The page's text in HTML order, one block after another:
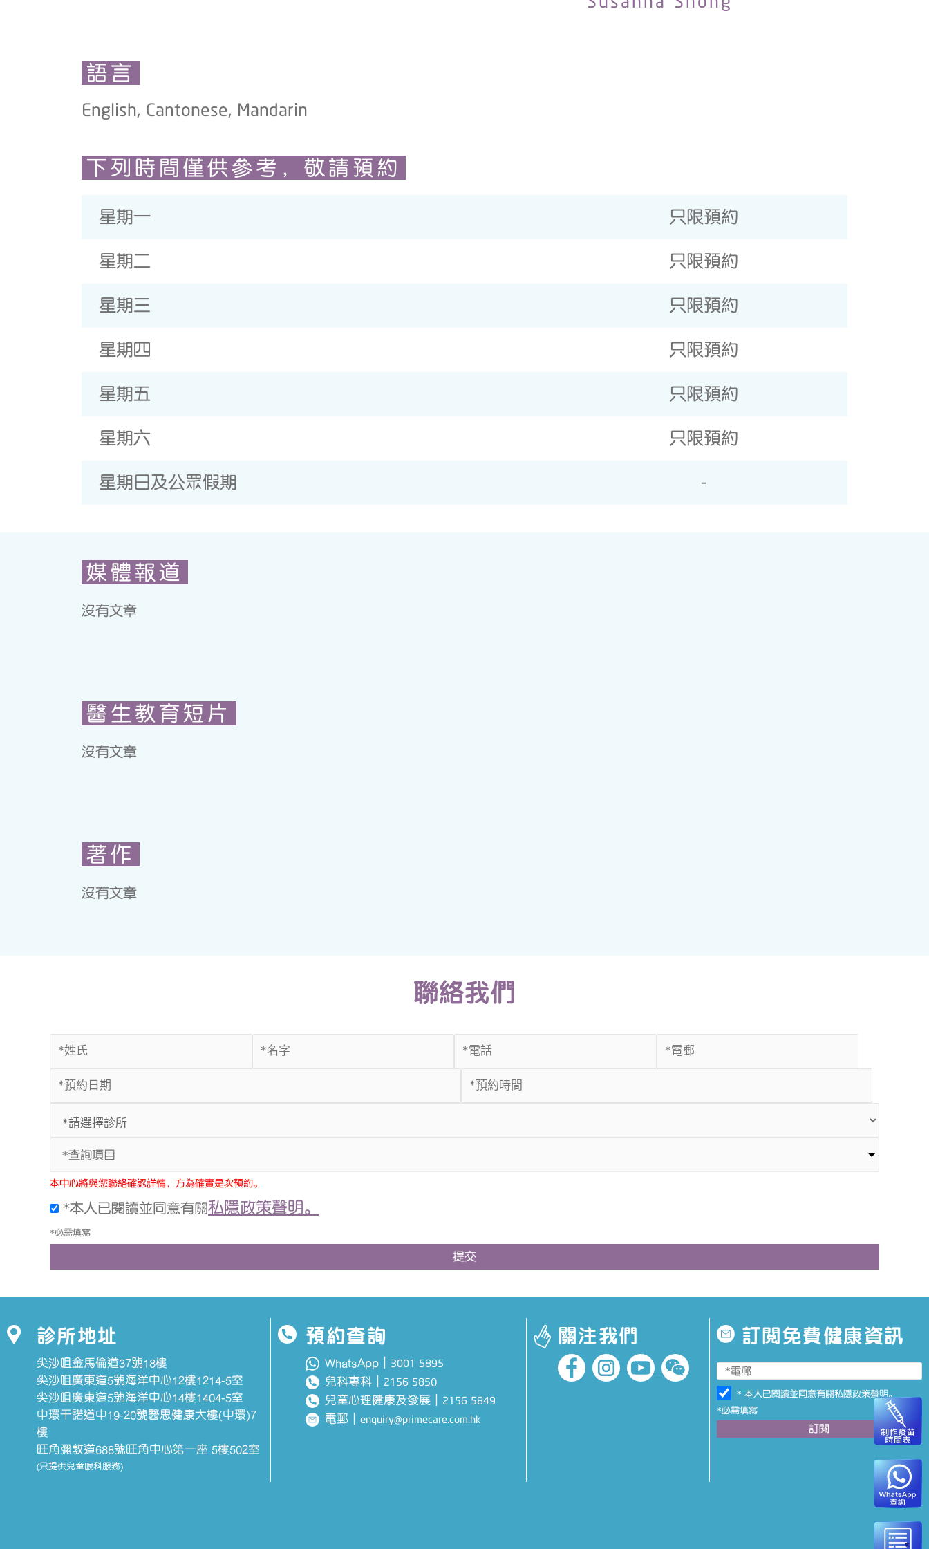
語言
English, Cantonese, Mandarin
下列時間僅供參考，敬請預約
星期一 只限預約
星期二 只限預約
星期三 只限預約
星期四 只限預約
星期五 只限預約
星期六 只限預約
星期日及公眾假期 -
媒體報道
沒有文章
醫生教育短片
沒有文章
著作
沒有文章
聯絡我們
*查詢項目
本中心將與您聯絡確認詳情，方為確實是次預約。
*本人已閱讀並同意有關私隱政策聲明。
*必需填寫
提交
診所地址
尖沙咀金馬倫道37號18樓
尖沙咀廣東道5號海洋中心12樓1214-5室
尖沙咀廣東道5號海洋中心14樓1404-5室
中環干諾道中19-20號醫思健康大樓(中環)7
樓
旺角彌敦道688號旺角中心第一座 5樓502室
(只提供兒童眼科服務)
預約查詢
WhatsApp｜ 3001 5895
兒科專科 2156 5850
兒童心理健康及發展
2156 5849
電郵 ｜enquiry@primecare.com.hk
關注我們 訂閱免費健康資訊
* 本人已閱讀並同意有關私隱政策聲明。
*必需填寫